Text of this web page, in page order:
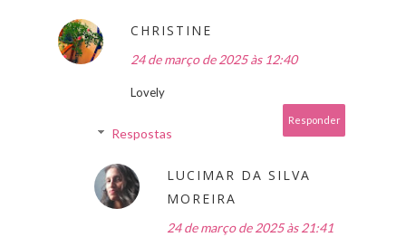
CHRISTINE
24 de março de 2025 às 12:40
Lovely
Responder
Respostas
LUCIMAR DA SILVA
MOREIRA
24 de março de 2025 às 21:41